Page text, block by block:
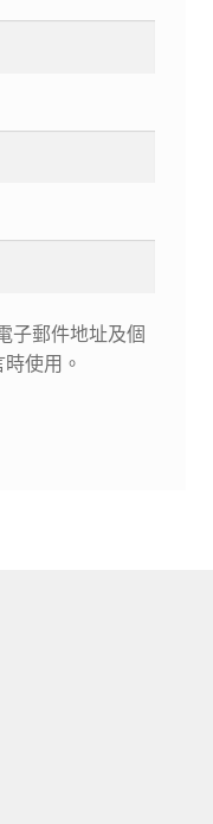
子郵件地址及個
使用。